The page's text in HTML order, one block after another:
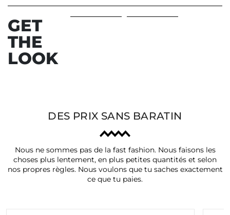
GET
THE
LOOK
DES PRIX SANS BARATIN
Nous ne sommes pas de la fast fashion. Nous faisons les
choses plus lentement, en plus petites quantités et selon
nos propres règles. Nous voulons que tu saches exactement
ce que tu paies.